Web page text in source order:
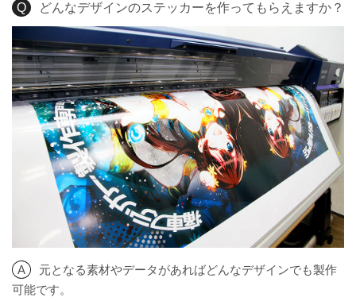
どんなデザインのステッカーを作ってもらえますか？
元となる素材やデータがあればどんなデザインでも製作
可能です。